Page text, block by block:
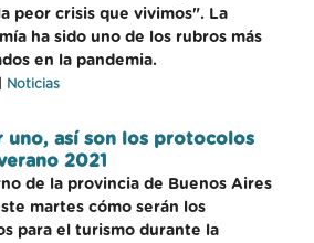
peor crisis que vivimos". La
ha sido uno de los rubros más
en la pandemia.
Noticias
uno, así son los protocolos
2021
de la provincia de Buenos Aires
martes cómo serán los
para el turismo durante la